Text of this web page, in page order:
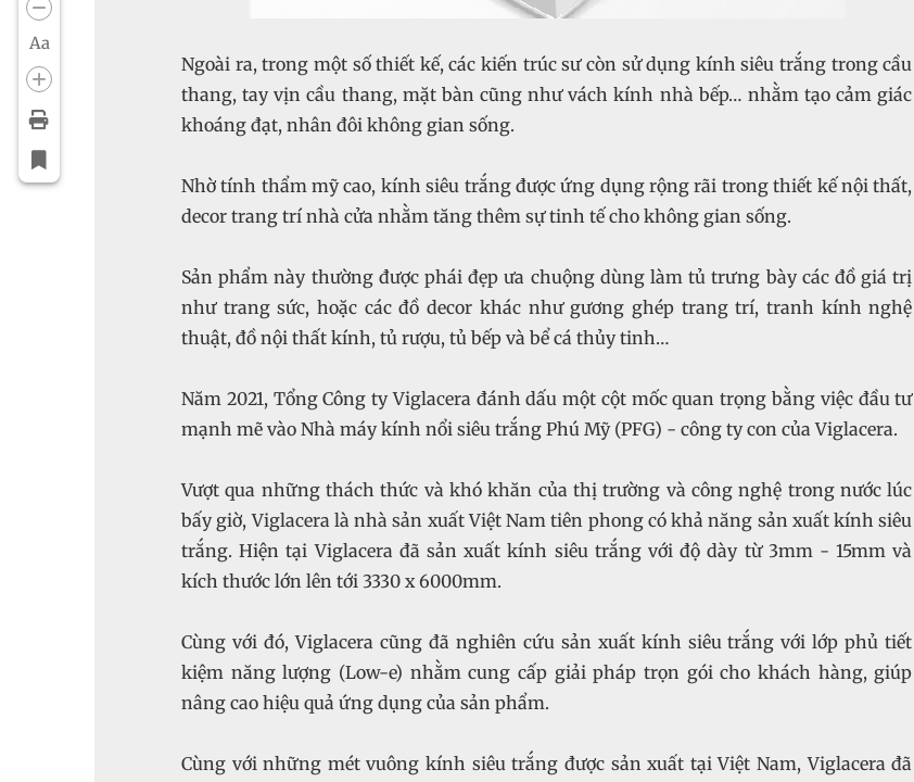
Aa
Ngoài ra, trong một số thiết kế, các kiến trúc sư còn sử dụng kính siêu trắng trong cầu
thang, tay vịn cầu thang, mặt bàn cũng như vách kính nhà bếp… nhằm tạo cảm giác
khoáng đạt, nhân đôi không gian sống.
Nhờ tính thẩm mỹ cao, kính siêu trắng được ứng dụng rộng rãi trong thiết kế nội thất,
decor trang trí nhà cửa nhằm tăng thêm sự tinh tế cho không gian sống.
Sản phẩm này thường được phái đẹp ưa chuộng dùng làm tủ trưng bày các đồ giá trị
như trang sức, hoặc các đồ decor khác như gương ghép trang trí, tranh kính nghệ
thuật, đồ nội thất kính, tủ rượu, tủ bếp và bể cá thủy tinh…
Năm 2021, Tổng Công ty Viglacera đánh dấu một cột mốc quan trọng bằng việc đầu tư
mạnh mẽ vào Nhà máy kính nổi siêu trắng Phú Mỹ (PFG) - công ty con của Viglacera.
Vượt qua những thách thức và khó khăn của thị trường và công nghệ trong nước lúc
bấy giờ, Viglacera là nhà sản xuất Việt Nam tiên phong có khả năng sản xuất kính siêu
trắng. Hiện tại Viglacera đã sản xuất kính siêu trắng với độ dày từ 3mm - 15mm và
kích thước lớn lên tới 3330 x 6000mm.
Cùng với đó, Viglacera cũng đã nghiên cứu sản xuất kính siêu trắng với lớp phủ tiết
kiệm năng lượng (Low-e) nhằm cung cấp giải pháp trọn gói cho khách hàng, giúp
nâng cao hiệu quả ứng dụng của sản phẩm.
Cùng với những mét vuông kính siêu trắng được sản xuất tại Việt Nam, Viglacera đã